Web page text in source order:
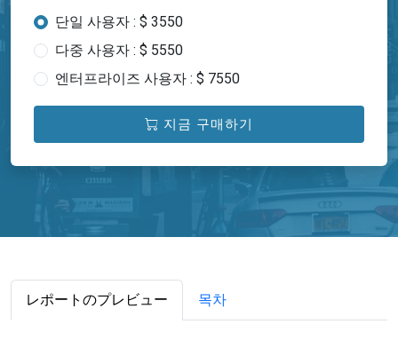
단일 사용자 : $ 3550
다중 사용자 : $ 5550
엔터프라이즈 사용자 : $ 7550
지금 구매하기
レポートのプレビュー 목차